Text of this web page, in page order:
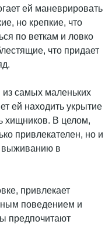
ей маневрировать
но крепкие, что
по веткам и ловко
что придает
самых маленьких
ей находить укрытие
хищников. В целом,
привлекателен, но и
выживанию в
привлекает
поведением и
предпочитают